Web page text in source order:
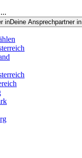
inDeine Ansprechpartner in